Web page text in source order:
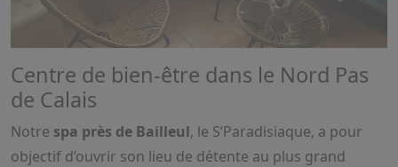
Centre de bien-être dans le Nord Pas
de Calais
Notre spa près de Bailleul, le S’Paradisiaque, a pour
objectif d’ouvrir son lieu de détente au plus grand